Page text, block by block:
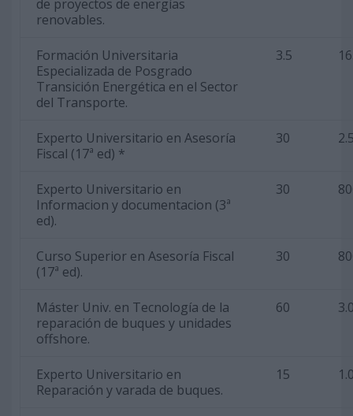
de proyectos de energías
renovables.
Formación Universitaria
Especializada de Posgrado
Transición Energética en el Sector
del Transporte.
3.5
Experto Universitario en Asesoría
Fiscal (17ª ed) *
30
Experto Universitario en
Informacion y documentacion (3ª
ed).
30
Curso Superior en Asesoría Fiscal
(17ª ed).
30
Máster Univ. en Tecnología de la
reparación de buques y unidades
offshore.
60
Experto Universitario en
Reparación y varada de buques.
15